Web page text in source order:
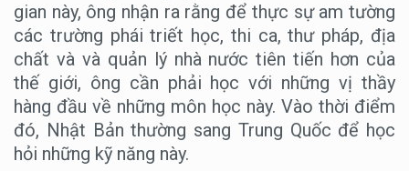
gian này, ông nhận ra rằng để thực sự am tường
các trường phái triết học, thi ca, thư pháp, địa
chất và và quản lý nhà nước tiên tiến hơn của
thế giới, ông cần phải học với những vị thầy
hàng đầu về những môn học này. Vào thời điểm
đó, Nhật Bản thường sang Trung Quốc để học
hỏi những kỹ năng này.